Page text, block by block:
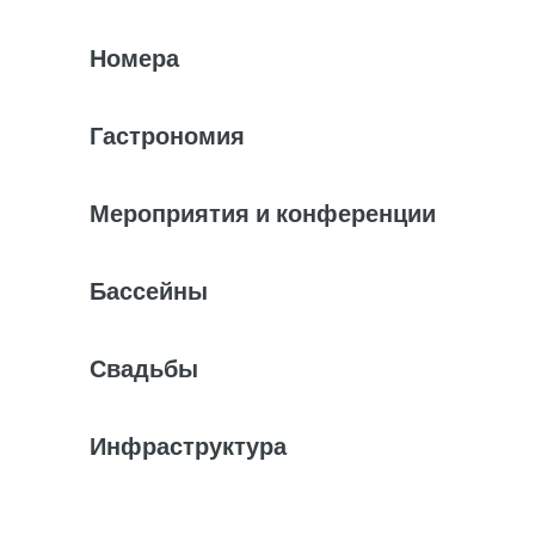
Номера
Гастрономия
Мероприятия и конференции
Бассейны
Свадьбы
Инфраструктура